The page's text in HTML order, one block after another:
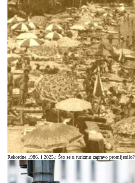
Rekordne 1986. i 2025.: Što se u turizmu zapravo promijenilo?